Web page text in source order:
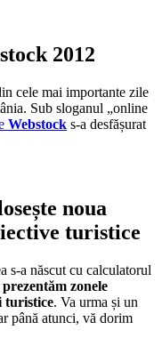
2012
cele mai importante zile
Sub sloganul „online
Webstock s-a desfășurat
noua
turistice
s-a născut cu calculatorul
zonele
turistice. Va urma și un
până atunci, vă dorim